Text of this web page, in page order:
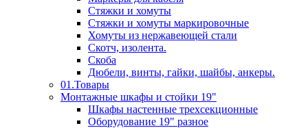
Стяжки и хомуты
Стяжки и хомуты маркировочные
Хомуты из нержавеющей стали
Скотч, изолента.
Скоба
Дюбели, винты, гайки, шайбы, анкеры.
01.Товары
Монтажные шкафы и стойки 19"
Шкафы настенные трехсекционные
Оборудование 19" разное